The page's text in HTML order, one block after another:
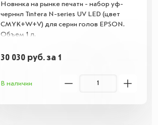
Новинка на рынке печати - набор уф-
чернил Tintera N-series UV LED (цвет
CMYK+W+V) для серии голов EPSON.
Объем 1 л.
30 030 руб.за 1
В наличии